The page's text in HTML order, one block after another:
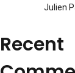
Julien
Recent